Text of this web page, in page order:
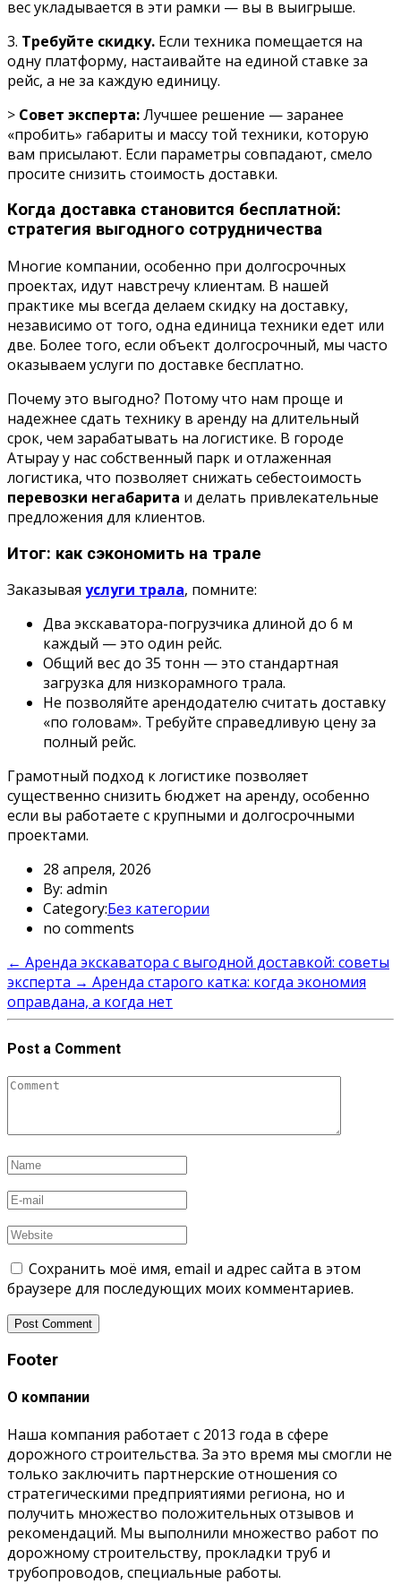
вес укладывается в эти рамки — вы в выигрыше.
3. Требуйте скидку. Если техника помещается на
одну платформу, настаивайте на единой ставке за
рейс, а не за каждую единицу.
> Совет эксперта:Лучшее решение — заранее
«пробить» габариты и массу той техники, которую
вам присылают. Если параметры совпадают, смело
просите снизить стоимость доставки.
Когда доставка становится бесплатной:
стратегия выгодного сотрудничества
Многие компании, особенно при долгосрочных
проектах, идут навстречу клиентам. В нашей
практике мы всегда делаем скидку на доставку,
независимо от того, одна единица техники едет или
две. Более того, если объект долгосрочный, мы часто
оказываем услуги по доставке бесплатно.
Почему это выгодно? Потому что нам проще и
надежнее сдать технику в аренду на длительный
срок, чем зарабатывать на логистике. В городе
Атырау у нас собственный парк и отлаженная
логистика, что позволяет снижать себестоимость
перевозки негабарита и делать привлекательные
предложения для клиентов.
Итог: как сэкономить на трале
Заказывая услуги трала, помните:
Два экскаватора-погрузчика длиной до 6 м
каждый — это один рейс.
Общий вес до 35 тонн — это стандартная
загрузка для низкорамного трала.
Не позволяйте арендодателю считать доставку
«по головам». Требуйте справедливую цену за
полный рейс.
Грамотный подход к логистике позволяет
существенно снизить бюджет на аренду, особенно
если вы работаете с крупными и долгосрочными
проектами.
28 апреля, 2026
By: admin
Category:Без категории
no comments
← Аренда экскаватора с выгодной доставкой: советы
эксперта → Аренда старого катка: когда экономия
оправдана, а когда нет
Post a Comment
Сохранить моё имя, email и адрес сайта в этом
браузере для последующих моих комментариев.
Footer
О компании
Наша компания работает с 2013 года в сфере
дорожного строительства. За это время мы смогли не
только заключить партнерские отношения со
стратегическими предприятиями региона, но и
получить множество положительных отзывов и
рекомендаций. Мы выполнили множество работ по
дорожному строительству, прокладки труб и
трубопроводов, специальные работы.